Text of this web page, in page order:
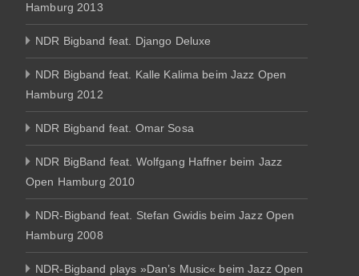
Hamburg 2013
NDR Bigband feat. Django Deluxe
NDR Bigband feat. Kalle Kalima beim Jazz Open
Hamburg 2012
NDR Bigband feat. Omar Sosa
NDR BigBand feat. Wolfgang Haffner beim Jazz
Open Hamburg 2010
NDR-Bigband feat. Stefan Gwidis beim Jazz Open
Hamburg 2008
NDR-Bigband plays »Dan’s Music« beim Jazz Open